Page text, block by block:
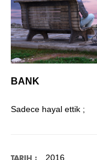
BANK
Sadece hayal ettik ;
TARIH : 2016